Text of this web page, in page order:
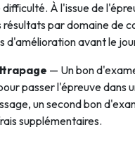
À l'issue de
par domaine de
avant le
— Un bon
passer l'épreuve dans
un second bon
supplémentaires.